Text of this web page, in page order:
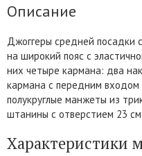
Описание
Джоггеры средней посадки
на широкий пояс с
них четыре кармана: два
кармана с передним
полукруглые манжеты из
штанины с отверстием 23
Характеристики